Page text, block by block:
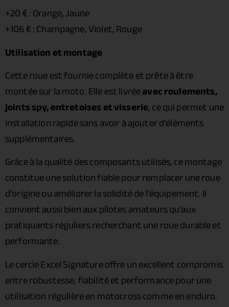
+20 € : Orange, Jaune
+106 € : Champagne, Violet, Rouge
Utilisation et montage
Cette roue est fournie complète et prête à être
montée sur la moto. Elle est livréeavec roulements,
joints spy, entretoises et visserie, ce qui permet une
installation rapide sans avoir à ajouter d’éléments
supplémentaires.
Grâce à la qualité des composants utilisés, ce montage
constitue une solution fiable pour remplacer une roue
d’origine ou améliorer la solidité de l’équipement. Il
convient aussi bien aux pilotes amateurs qu’aux
pratiquants réguliers recherchant une roue durable et
performante.
Le cercle Excel Signature offre un excellent compromis
entre robustesse, fiabilité et performance pour une
utilisation régulière en motocross comme en enduro.